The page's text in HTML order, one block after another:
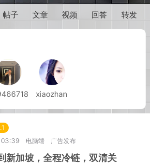
华人资讯
阅读洛杉矶新闻
加入社区交流
》
帖子 文章 视频 回答 转发
xiaozhan
03:39
电脑端 广告发布
新加坡，全程冷链，双清关